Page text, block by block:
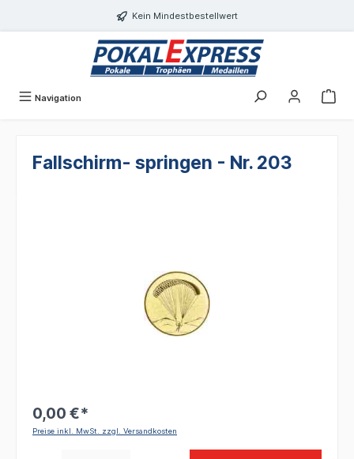
Kein Mindestbestellwert
Navigation
Fallschirm- springen - Nr. 203
0,00 €*
Preise inkl. MwSt. zzgl. Versandkosten